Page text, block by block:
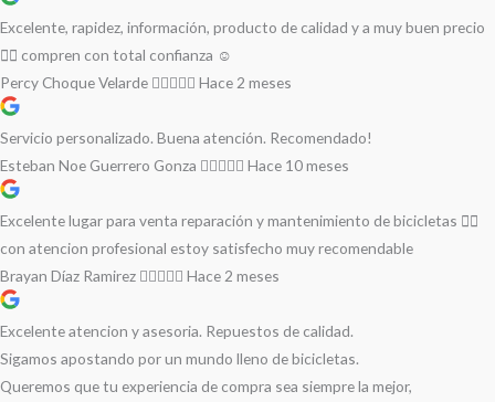
Excelente, rapidez, información, producto de calidad y a muy buen precio
👌🏻 compren con total confianza ☺️
Percy Choque Velarde
Hace 2 meses
Servicio personalizado. Buena atención. Recomendado!
Esteban Noe Guerrero Gonza
Hace 10 meses
Excelente lugar para venta reparación y mantenimiento de bicicletas 🚵‍♀️
con atencion profesional estoy satisfecho muy recomendable
Brayan Díaz Ramirez
Hace 2 meses
Excelente atencion y asesoria. Repuestos de calidad.
Sigamos apostando por un mundo lleno de bicicletas.
Queremos que tu experiencia de compra sea siempre la mejor,